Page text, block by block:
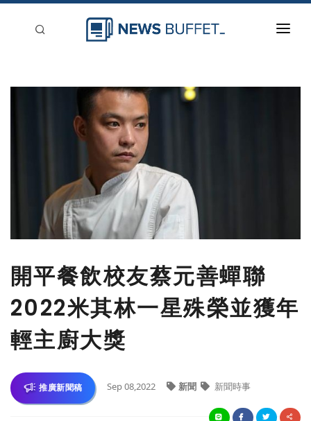
開平餐飲校友蔡元善蟬聯
2022米其林一星殊榮並獲年
輕主廚大獎
推廣新聞稿 Sep 08,2022 新聞 新聞時事